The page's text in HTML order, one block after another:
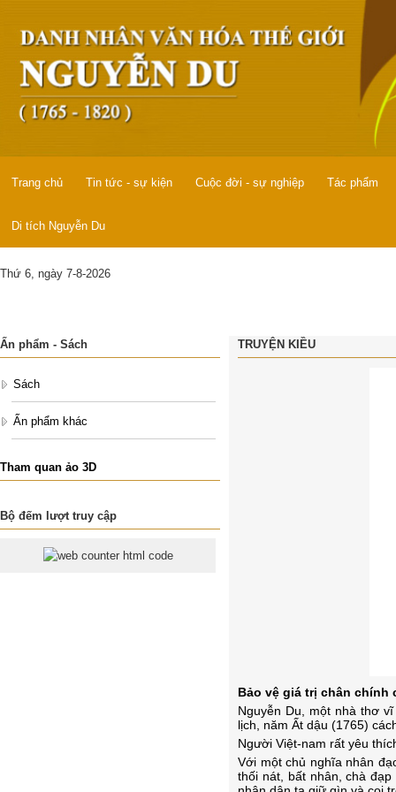
Trang chủ Tin tức - sự kiện Cuộc đời - sự nghiệp Tác phẩm
Di tích Nguyễn Du
Thứ 6, ngày 7-8-2026
Ấn phẩm - Sách
Sách
Ấn phẩm khác
Tham quan ảo 3D
Bộ đếm lượt truy cập
TRUYỆN KIỀU
Bảo vệ giá trị chân chính
Nguyễn Du, một nhà thơ vĩ
lịch, năm Ất dậu (1765)
Người Việt-nam rất yêu
Với một chủ nghĩa nhân đạ
thối nát, bất nhân, chà đạp